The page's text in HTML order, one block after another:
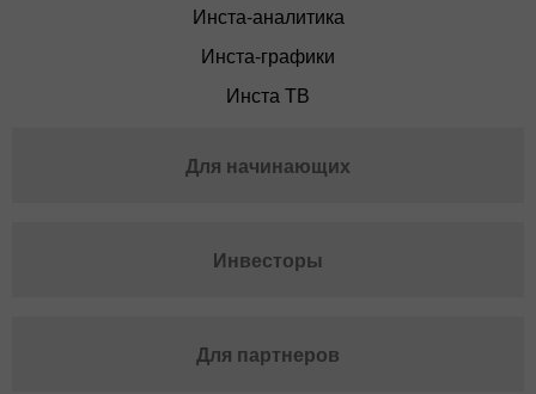
Инста-аналитика
Инста-графики
Инста ТВ
Для начинающих
Инвесторы
Для партнеров